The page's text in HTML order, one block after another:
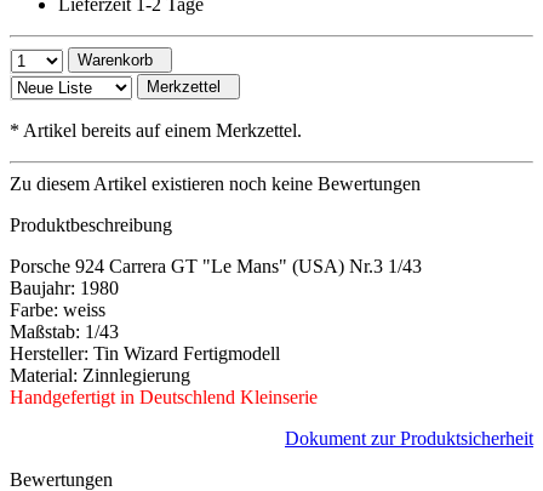
Warenkorb
Merkzettel
* Artikel bereits auf einem Merkzettel.
Zu diesem Artikel existieren noch keine Bewertungen
Produktbeschreibung
Porsche 924 Carrera GT "Le Mans" (USA) Nr.3 1/43
Baujahr: 1980
Farbe: weiss
Maßstab: 1/43
Hersteller: Tin Wizard Fertigmodell
Material: Zinnlegierung
Handgefertigt in Deutschlend Kleinserie
Dokument zur Produktsicherheit
Bewertungen